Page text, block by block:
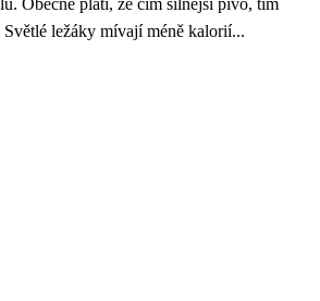
Obecně platí, že čím silnější pivo, tím
ležáky mívají méně kalorií...